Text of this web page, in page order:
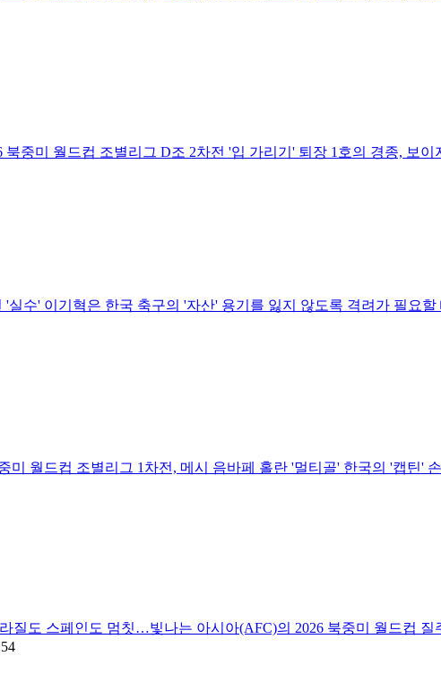
북중미 월드컵 조별리그 D조 2차전 '입 가리기' 퇴장 1호의 경종, 보
'실수' 이기혁은 한국 축구의 '자산' 용기를 잃지 않도록 격려가 필요할
미 월드컵 조별리그 1차전, 메시 음바페 홀란 '멀티골' 한국의 '캡틴'
질도 스페인도 멈칫…빛나는 아시아(AFC)의 2026 북중미 월드컵 질